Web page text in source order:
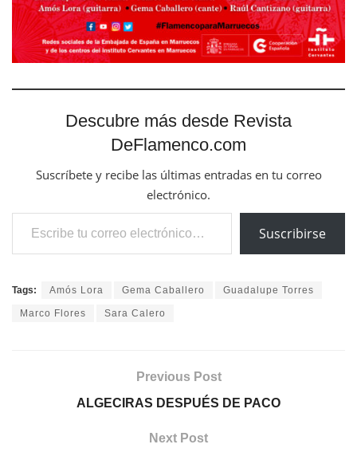
Descubre más desde Revista
DeFlamenco.com
Suscríbete y recibe las últimas entradas en tu correo
electrónico.
Escribe tu correo electrónico…
Suscribirse
Tags: Amós Lora Gema Caballero Guadalupe Torres
Marco Flores Sara Calero
Previous Post
ALGECIRAS DESPUÉS DE PACO
Next Post